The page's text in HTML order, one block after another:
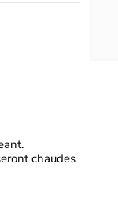
chaudes